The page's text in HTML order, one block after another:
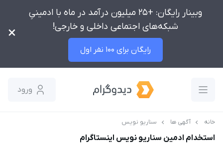
وبینار رایگان: +25 میلیون درآمد در ماه با ادمینیِ
شبکه‌های اجتماعی داخلی و خارجی!
رایگان برای 100 نفر اول
×
ورود
خانه آگهی ها سناریو نویس
استخدام ادمین سناریو نویس اینستاگرام